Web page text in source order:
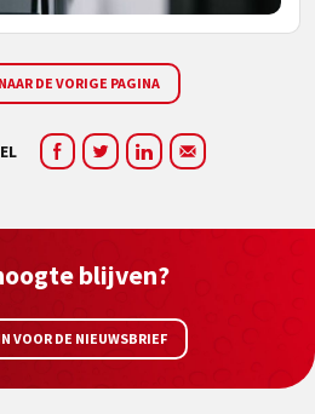
DE VORIGE PAGINA
blijven?
VOOR DE NIEUWSBRIEF